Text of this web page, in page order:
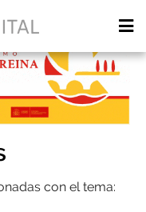
con el tema: